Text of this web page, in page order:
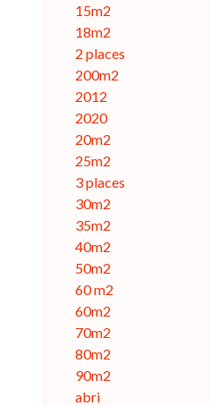
15m2
18m2
2 places
200m2
2012
2020
20m2
25m2
3 places
30m2
35m2
40m2
50m2
60 m2
60m2
70m2
80m2
90m2
abri